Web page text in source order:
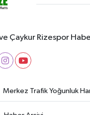
Çaykur Rizespor
Merkez Trafik Yoğunluk